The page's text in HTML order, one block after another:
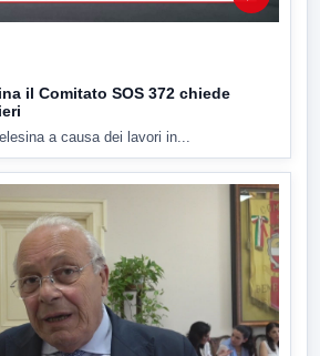
il Comitato SOS 372 chiede
a causa dei lavori in...